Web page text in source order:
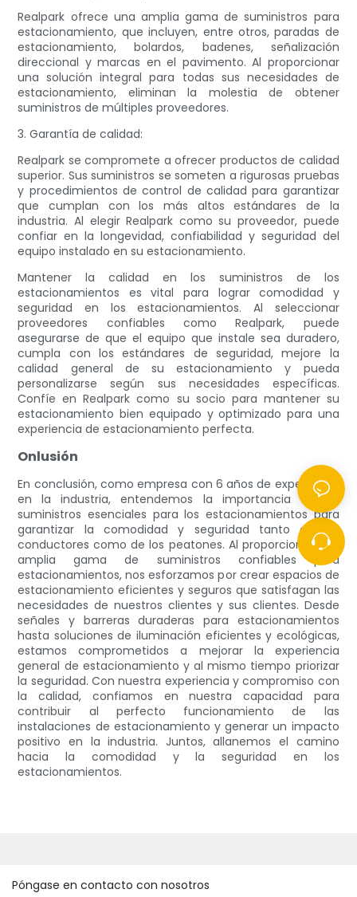
Realpark ofrece una amplia gama de suministros para
estacionamiento, que incluyen, entre otros, paradas de
estacionamiento, bolardos, badenes, señalización
direccional y marcas en el pavimento. Al proporcionar
una solución integral para todas sus necesidades de
estacionamiento, eliminan la molestia de obtener
suministros de múltiples proveedores.
3. Garantía de calidad:
Realpark se compromete a ofrecer productos de calidad
superior. Sus suministros se someten a rigurosas pruebas
y procedimientos de control de calidad para garantizar
que cumplan con los más altos estándares de la
industria. Al elegir Realpark como su proveedor, puede
confiar en la longevidad, confiabilidad y seguridad del
equipo instalado en su estacionamiento.
Mantener la calidad en los suministros de los
estacionamientos es vital para lograr comodidad y
seguridad en los estacionamientos. Al seleccionar
proveedores confiables como Realpark, puede
asegurarse de que el equipo que instale sea duradero,
cumpla con los estándares de seguridad, mejore la
calidad general de su estacionamiento y pueda
personalizarse según sus necesidades específicas.
Confíe en Realpark como su socio para mantener su
estacionamiento bien equipado y optimizado para una
experiencia de estacionamiento perfecta.
Onlusión
En conclusión, como empresa con 6 años de experiencia
en la industria, entendemos la importancia de los
suministros esenciales para los estacionamientos para
garantizar la comodidad y seguridad tanto de los
conductores como de los peatones. Al proporcionar una
amplia gama de suministros confiables para
estacionamientos, nos esforzamos por crear espacios de
estacionamiento eficientes y seguros que satisfagan las
necesidades de nuestros clientes y sus clientes. Desde
señales y barreras duraderas para estacionamientos
hasta soluciones de iluminación eficientes y ecológicas,
estamos comprometidos a mejorar la experiencia
general de estacionamiento y al mismo tiempo priorizar
la seguridad. Con nuestra experiencia y compromiso con
la calidad, confiamos en nuestra capacidad para
contribuir al perfecto funcionamiento de las
instalaciones de estacionamiento y generar un impacto
positivo en la industria. Juntos, allanemos el camino
hacia la comodidad y la seguridad en los
estacionamientos.
Póngase en contacto con nosotros